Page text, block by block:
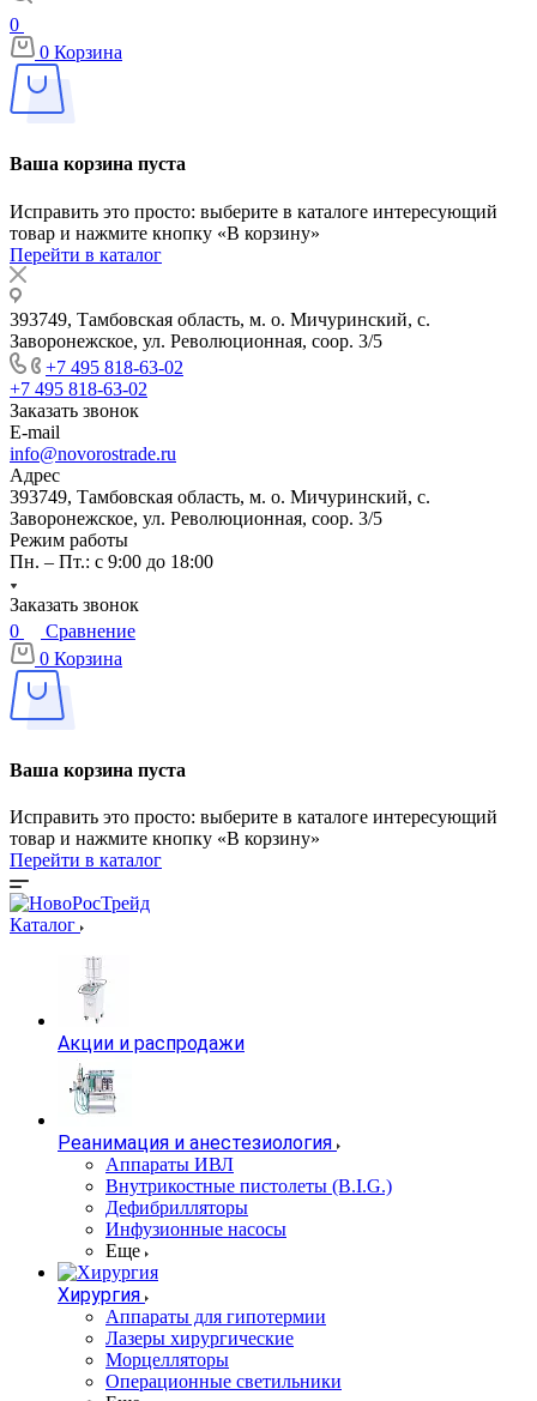
0
0 Корзина
Ваша корзина пуста
Исправить это просто: выберите в каталоге интересующий
товар и нажмите кнопку «В корзину»
Перейти в каталог
393749, Тамбовская область, м. о. Мичуринский, с.
Заворонежское, ул. Революционная, соор. 3/5
+7 495 818-63-02
+7 495 818-63-02
Заказать звонок
E-mail
info@novorostrade.ru
Адрес
393749, Тамбовская область, м. о. Мичуринский, с.
Заворонежское, ул. Революционная, соор. 3/5
Режим работы
Пн. – Пт.: с 9:00 до 18:00
Заказать звонок
0
Сравнение
0 Корзина
Ваша корзина пуста
Исправить это просто: выберите в каталоге интересующий
товар и нажмите кнопку «В корзину»
Перейти в каталог
Каталог
Акции и распродажи
Реанимация и анестезиология
Аппараты ИВЛ
Внутрикостные пистолеты (B.I.G.)
Дефибрилляторы
Инфузионные насосы
Еще
Хирургия
Аппараты для гипотермии
Лазеры хирургические
Морцелляторы
Операционные светильники